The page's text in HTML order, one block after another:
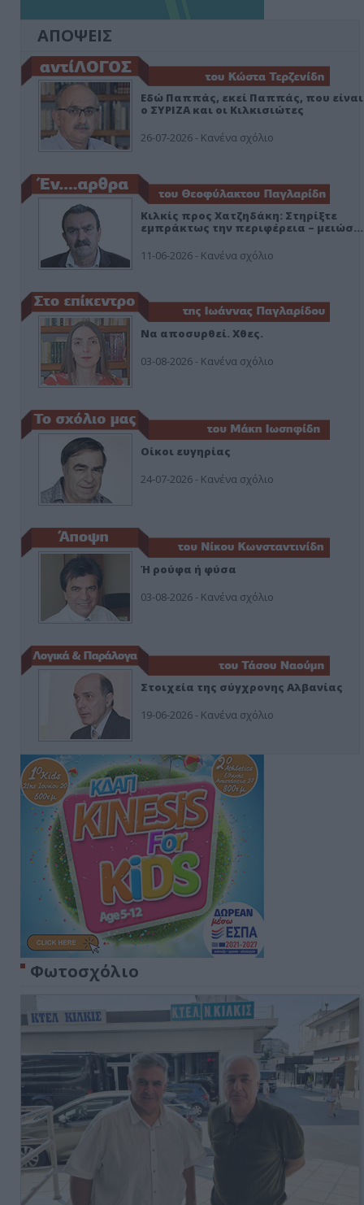
ΑΠΟΨΕΙΣ
Εδώ Παππάς, εκεί Παππάς, που είναι
ο ΣΥΡΙΖΑ και οι Κιλκισιώτες
26-07-2026 - Κανένα σχόλιο
Κιλκίς προς Χατζηδάκη: Στηρίξτε
εμπράκτως την περιφέρεια – μειώσ…
11-06-2026 - Κανένα σχόλιο
Να αποσυρθεί. Χθες.
03-08-2026 - Κανένα σχόλιο
Οίκοι ευγηρίας
24-07-2026 - Κανένα σχόλιο
Ή ρούφα ή φύσα
03-08-2026 - Κανένα σχόλιο
Στοιχεία της σύγχρονης Αλβανίας
19-06-2026 - Κανένα σχόλιο
Φωτοσχόλιο